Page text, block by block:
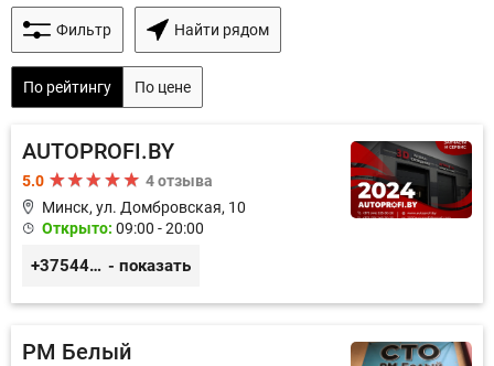
Фильтр Найти рядом
По рейтингу По цене
AUTOPROFI.BY
5.0
4 отзыва
Минск, ул. Домбровская, 10
Открыто: 09:00 - 20:00
+375445353020 - показать
РМ Белый